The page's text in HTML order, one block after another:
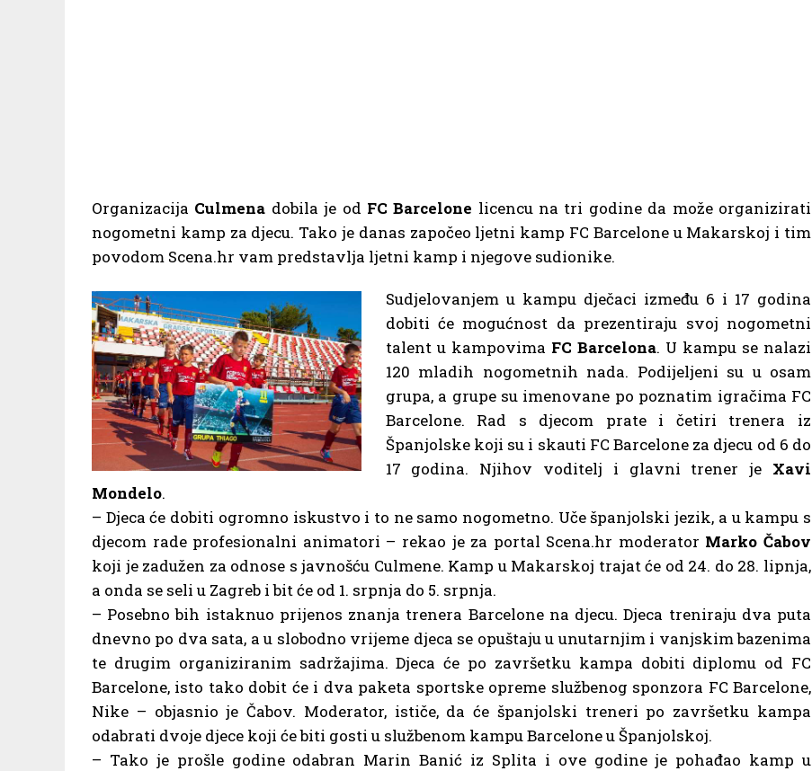
Organizacija Culmena dobila je od FC Barcelone licencu na tri godine da može organizirati
nogometni kamp za djecu. Tako je danas započeo ljetni kamp FC Barcelone u Makarskoj i tim
povodom Scena.hr vam predstavlja ljetni kamp i njegove sudionike.
Sudjelovanjem u kampu dječaci između 6 i 17 godina
dobiti će mogućnost da prezentiraju svoj nogometni
talent u kampovima FC Barcelona. U kampu se nalazi
120 mladih nogometnih nada. Podijeljeni su u osam
grupa, a grupe su imenovane po poznatim igračima FC
Barcelone. Rad s djecom prate i četiri trenera iz
Španjolske koji su i skauti FC Barcelone za djecu od 6 do
17 godina. Njihov voditelj i glavni trener je Xavi
Mondelo.
– Djeca će dobiti ogromno iskustvo i to ne samo nogometno. Uče španjolski jezik, a u kampu s
djecom rade profesionalni animatori – rekao je za portal Scena.hr moderator Marko Čabov
koji je zadužen za odnose s javnošću Culmene. Kamp u Makarskoj trajat će od 24. do 28. lipnja,
a onda se seli u Zagreb i bit će od 1. srpnja do 5. srpnja.
– Posebno bih istaknuo prijenos znanja trenera Barcelone na djecu. Djeca treniraju dva puta
dnevno po dva sata, a u slobodno vrijeme djeca se opuštaju u unutarnjim i vanjskim bazenima
te drugim organiziranim sadržajima. Djeca će po završetku kampa dobiti diplomu od FC
Barcelone, isto tako dobit će i dva paketa sportske opreme službenog sponzora FC Barcelone,
Nike – objasnio je Čabov. Moderator, ističe, da će španjolski treneri po završetku kampa
odabrati dvoje djece koji će biti gosti u službenom kampu Barcelone u Španjolskoj.
– Tako je prošle godine odabran Marin Banić iz Splita i ove godine je pohađao kamp u